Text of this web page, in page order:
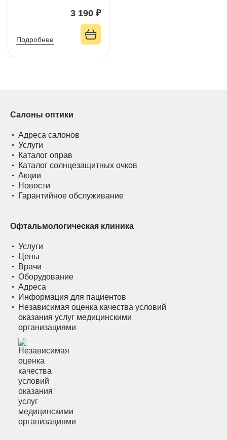
3 190 ₽
Подробнее
Салоны оптики
Адреса салонов
Услуги
Каталог оправ
Каталог солнцезащитных очков
Акции
Новости
Гарантийное обслуживание
Офтальмологическая клиника
Услуги
Цены
Врачи
Оборудование
Адреса
Информация для пациентов
Независимая оценка качества условий
оказания услуг медицинскими
организациями